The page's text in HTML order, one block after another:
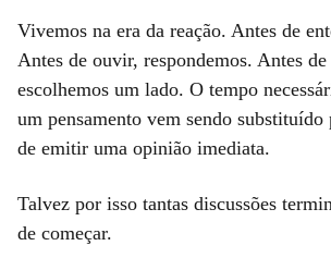
Vivemos na era da reação. Antes de
Antes de ouvir, respondemos. Antes
escolhemos um lado. O tempo
um pensamento vem sendo substituído
de emitir uma opinião imediata.
Talvez por isso tantas discussões
de começar.